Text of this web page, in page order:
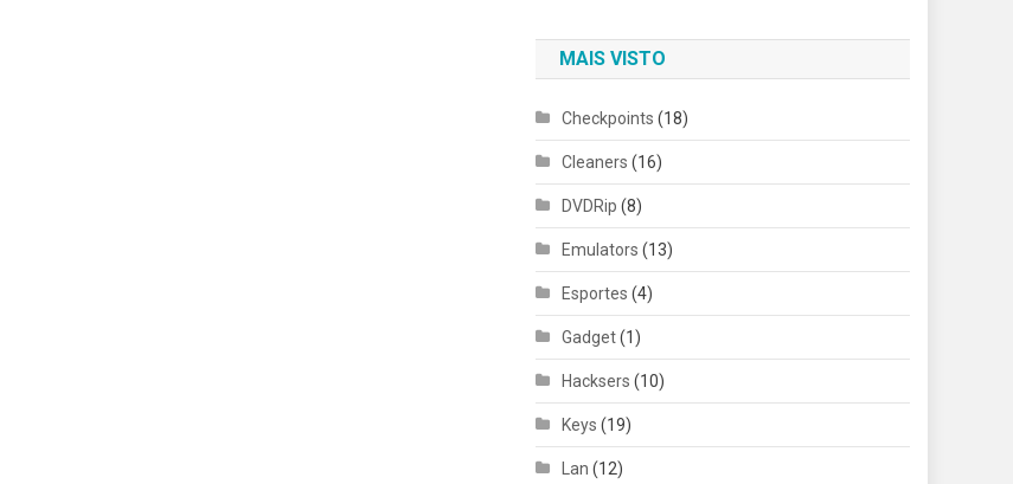
MAIS VISTO
Checkpoints (18)
Cleaners (16)
DVDRip (8)
Emulators (13)
Esportes (4)
Gadget(1)
Hacksers (10)
Keys (19)
Lan (12)